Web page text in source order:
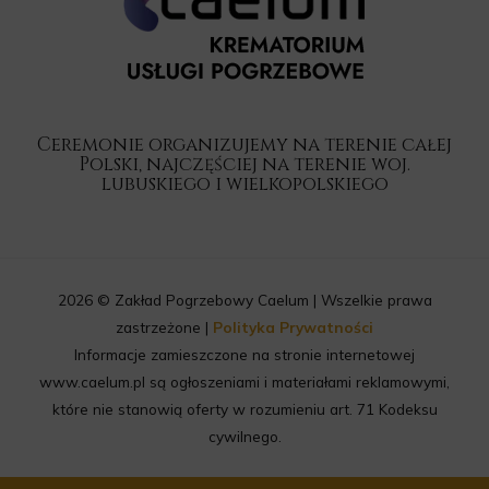
Ceremonie organizujemy na terenie całej
Polski, najczęściej na terenie woj.
lubuskiego i wielkopolskiego
2026 © Zakład Pogrzebowy Caelum | Wszelkie prawa
zastrzeżone | Polityka Prywatności
Informacje zamieszczone na stronie internetowej
www.caelum.pl są ogłoszeniami i materiałami reklamowymi,
które nie stanowią oferty w rozumieniu art. 71 Kodeksu
cywilnego.